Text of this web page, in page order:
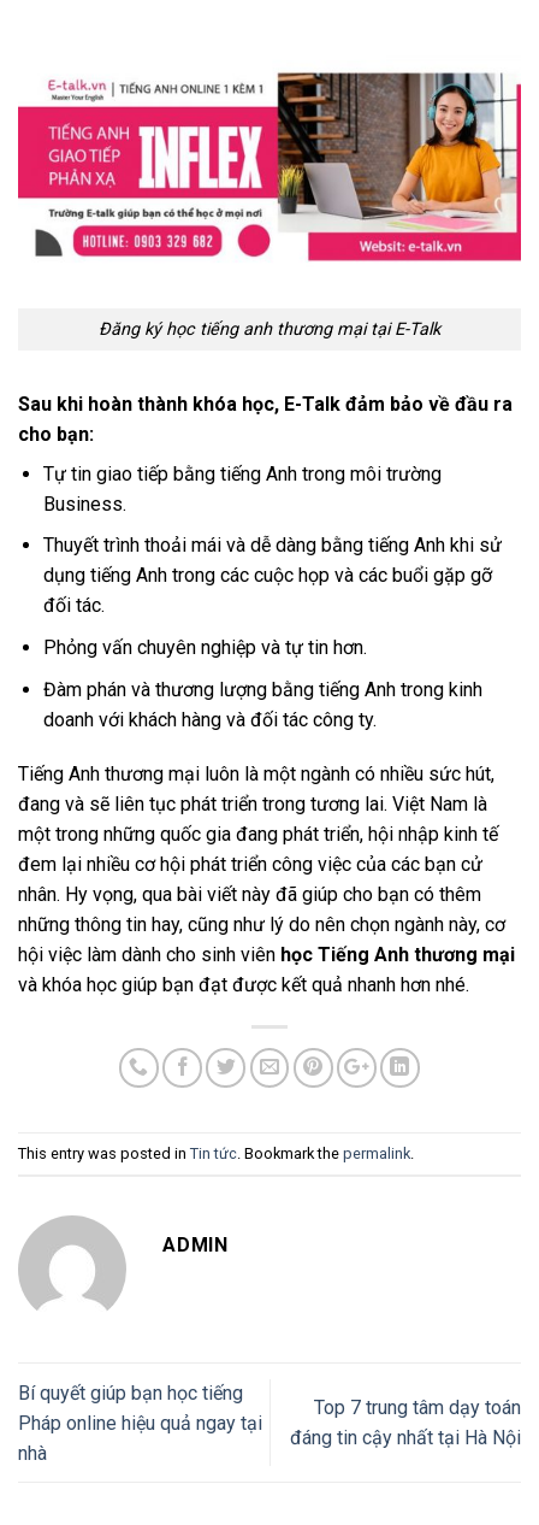
Đăng ký học tiếng anh thương mại tại E-Talk
Sau khi hoàn thành khóa học, E-Talk đảm bảo về đầu ra
cho bạn:
Tự tin giao tiếp bằng tiếng Anh trong môi trường
Business.
Thuyết trình thoải mái và dễ dàng bằng tiếng Anh khi sử
dụng tiếng Anh trong các cuộc họp và các buổi gặp gỡ
đối tác.
Phỏng vấn chuyên nghiệp và tự tin hơn.
Đàm phán và thương lượng bằng tiếng Anh trong kinh
doanh với khách hàng và đối tác công ty.
Tiếng Anh thương mại luôn là một ngành có nhiều sức hút,
đang và sẽ liên tục phát triển trong tương lai. Việt Nam là
một trong những quốc gia đang phát triển, hội nhập kinh tế
đem lại nhiều cơ hội phát triển công việc của các bạn cử
nhân. Hy vọng, qua bài viết này đã giúp cho bạn có thêm
những thông tin hay, cũng như lý do nên chọn ngành này, cơ
hội việc làm dành cho sinh viên học Tiếng Anh thương mại
và khóa học giúp bạn đạt được kết quả nhanh hơn nhé.
This entry was posted in Tin tức . Bookmark the permalink
ADMIN
Bí quyết giúp bạn học tiếng
Pháp online hiệu quả ngay tại
nhà
Top 7 trung tâm dạy toán
đáng tin cậy nhất tại Hà Nội